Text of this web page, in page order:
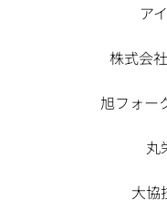
ア
株式会
旭フォー
丸
大協